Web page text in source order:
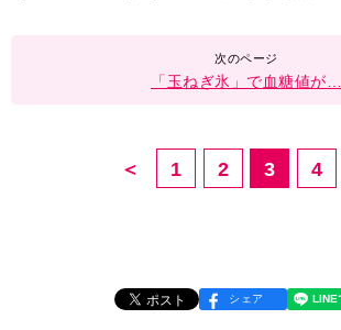
「玉ねぎ氷」で血糖値が…
＜ 1 2 3 4
シェア